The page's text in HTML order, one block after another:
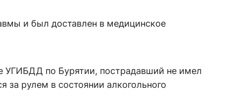
и был доставлен в медицинское
УГИБДД по Бурятии, пострадавший не имел
за рулем в состоянии алкогольного